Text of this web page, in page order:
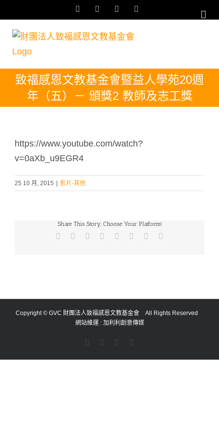
to
content
FacebookYouTubeEmail:
致福感恩文教基金會暨益人學苑20週
年（五）－ 頒獎2 教師及志工獎
https://www.youtube.com/watch?
v=0aXb_u9EGR4
25 10 月, 2015 影片-其他
Share This Story, Choose Your Platform!
Facebook Reddit LinkedIn
TumblrPinterest
Copyright © GVC 財團法人致福感恩文教基金會 All Rights Reserved
網站維運 : 加利利創意傳媒
FacebookYouTube
Email: